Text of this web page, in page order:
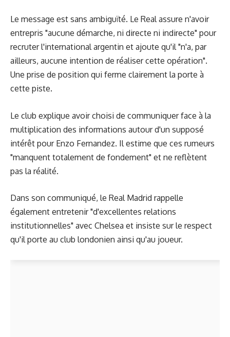
Le message est sans ambiguïté. Le Real assure n'avoir
entrepris "aucune démarche, ni directe ni indirecte" pour
recruter l'international argentin et ajoute qu'il "n'a, par
ailleurs, aucune intention de réaliser cette opération".
Une prise de position qui ferme clairement la porte à
cette piste.
Le club explique avoir choisi de communiquer face à la
multiplication des informations autour d'un supposé
intérêt pour Enzo Fernandez. Il estime que ces rumeurs
"manquent totalement de fondement" et ne reflètent
pas la réalité.
Dans son communiqué, le Real Madrid rappelle
également entretenir "d'excellentes relations
institutionnelles" avec Chelsea et insiste sur le respect
qu'il porte au club londonien ainsi qu'au joueur.